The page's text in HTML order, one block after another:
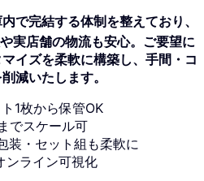
で完結する体制を整えており、
実店舗の物流も安心。ご要望に
イズを柔軟に構築し、手間・コ
減いたします。
1枚から保管OK
でスケール可
装・セット組も柔軟に
ンライン可視化